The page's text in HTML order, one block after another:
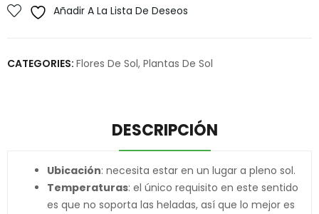
Añadir A La Lista De Deseos
CATEGORIES: Flores De Sol, Plantas De Sol
DESCRIPCIÓN
Ubicación: necesita estar en un lugar a pleno sol.
Temperaturas: el único requisito en este sentido
es que no soporta las heladas, así que lo mejor es